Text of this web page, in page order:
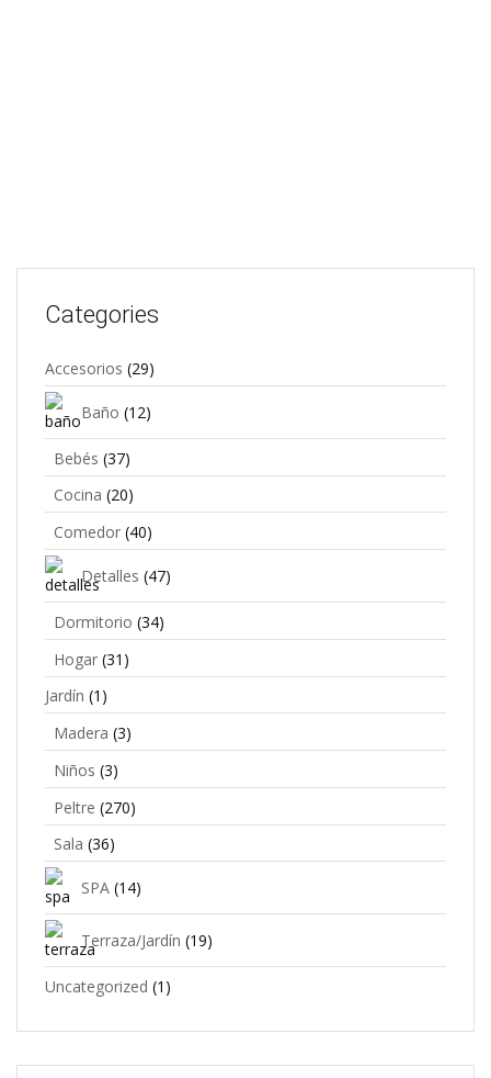
Categories
Accesorios (29)
Baño (12)
Bebés (37)
Cocina (20)
Comedor (40)
Detalles (47)
Dormitorio (34)
Hogar (31)
Jardín (1)
Madera (3)
Niños (3)
Peltre (270)
Sala (36)
SPA (14)
Terraza/Jardín (19)
Uncategorized (1)